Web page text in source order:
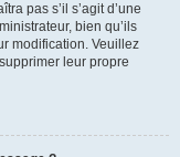
pas s’il s’agit d’une
bien qu’ils
modification. Veuillez
leur propre